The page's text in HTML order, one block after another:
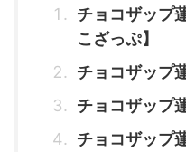
チョコザップ
こざっぷ】
チョコザップ
チョコザップ
チョコザップ